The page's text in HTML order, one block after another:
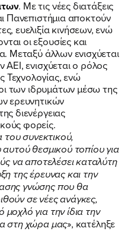
. Με τις νέες διατάξεις
Πανεπιστήμια αποκτούν
ευελιξία κινήσεων, ενώ
οι εξουσίες και
Μεταξύ άλλων ενισχύεται
ενισχύεται ο ρόλος
ενώ
των ιδρυμάτων μέσω της
ερευνητικών
διενέργειας
φορείς.
του συνεκτικού,
θεσμικού τοπίου για
να αποτελέσει καταλύτη
της έρευνας και την
γνώσης που θα
σε νέες ανάγκες,
για την ίδια την
στη χώρα μας», κατέληξε